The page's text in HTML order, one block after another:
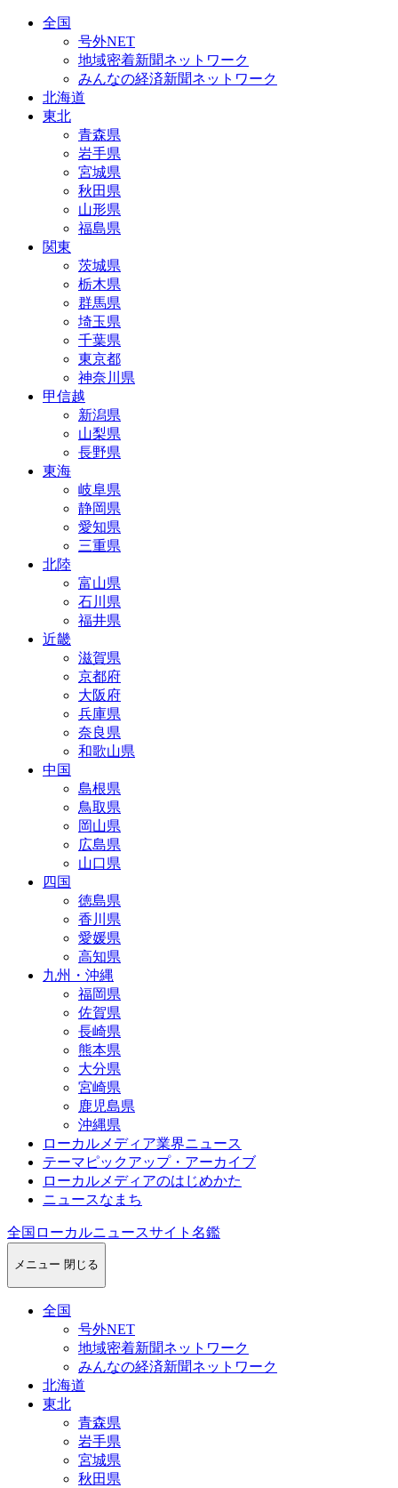
全国
号外NET
地域密着新聞ネットワーク
みんなの経済新聞ネットワーク
北海道
東北
青森県
岩手県
宮城県
秋田県
山形県
福島県
関東
茨城県
栃木県
群馬県
埼玉県
千葉県
東京都
神奈川県
甲信越
新潟県
山梨県
長野県
東海
岐阜県
静岡県
愛知県
三重県
北陸
富山県
石川県
福井県
近畿
滋賀県
京都府
大阪府
兵庫県
奈良県
和歌山県
中国
島根県
鳥取県
岡山県
広島県
山口県
四国
徳島県
香川県
愛媛県
高知県
九州・沖縄
福岡県
佐賀県
長崎県
熊本県
大分県
宮崎県
鹿児島県
沖縄県
ローカルメディア業界ニュース
テーマピックアップ・アーカイブ
ローカルメディアのはじめかた
ニュースなまち
全国ローカルニュースサイト名鑑
メニュー 閉じる
全国
号外NET
地域密着新聞ネットワーク
みんなの経済新聞ネットワーク
北海道
東北
青森県
岩手県
宮城県
秋田県